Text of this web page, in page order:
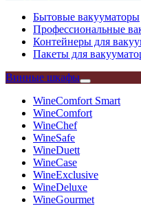
Бытовые вакууматоры
Профессиональные
Контейнеры для
Пакеты для
Винные шкафы
WineComfort Smart
WineComfort
WineChef
WineSafe
WineDuett
WineCase
WineExclusive
WineDeluxe
WineGourmet